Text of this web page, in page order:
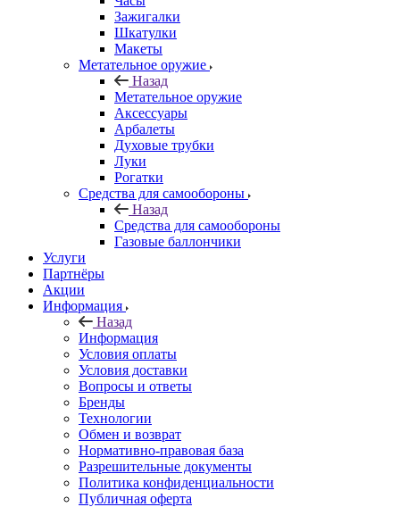
Зажигалки
Шкатулки
Макеты
Метательное оружие
Назад
Метательное оружие
Аксессуары
Арбалеты
Духовые трубки
Луки
Рогатки
Средства для самообороны
Назад
Средства для самообороны
Газовые баллончики
Услуги
Партнёры
Акции
Информация
Назад
Информация
Условия оплаты
Условия доставки
Вопросы и ответы
Бренды
Технологии
Обмен и возврат
Нормативно-правовая база
Разрешительные документы
Политика конфиденциальности
Публичная оферта